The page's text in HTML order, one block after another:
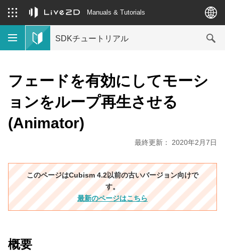
Manuals & Tutorials
SDKチュートリアル
フェードを有効にしてモーシ
ョンをループ再生させる
(Animator)
最終更新： 2020年2月7日
このページはCubism 4.2以前の古いバージョン向けで
す。
最新のページはこちら
概要